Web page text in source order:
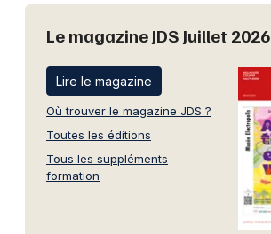
Le magazine JDS Juillet 2026
Lire le magazine
Où trouver le magazine JDS ?
Toutes les éditions
Tous les suppléments
formation